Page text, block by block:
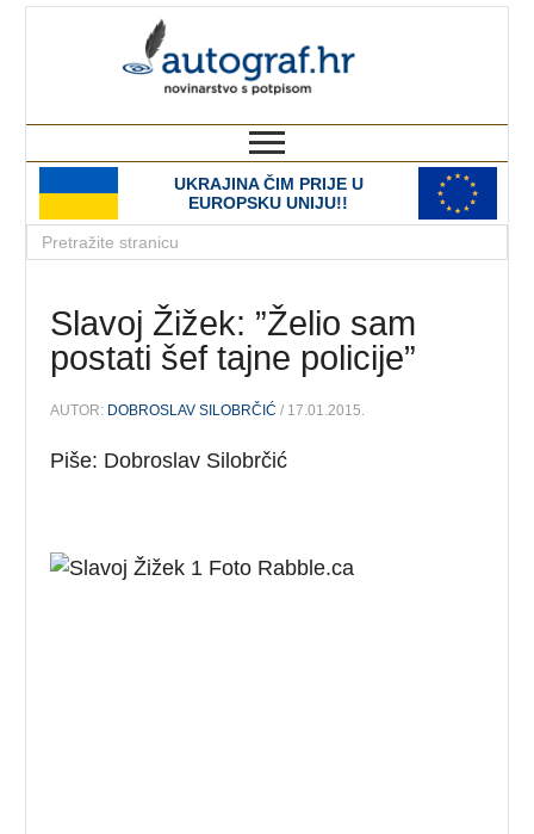
UKRAJINA ČIM PRIJE U
EUROPSKU UNIJU!!
Slavoj Žižek: ”Želio sam
postati šef tajne policije”
AUTOR: DOBROSLAV SILOBRČIĆ / 17.01.2015.
Piše: Dobroslav Silobrčić